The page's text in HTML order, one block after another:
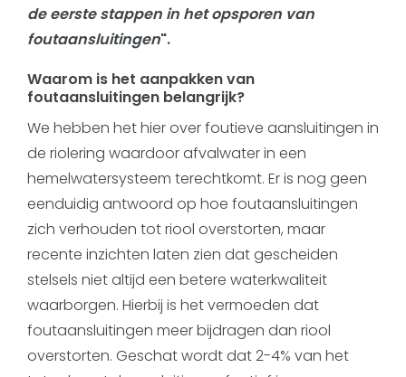
de eerste stappen in het opsporen van
foutaansluitingen".
Waarom is het aanpakken van
foutaansluitingen belangrijk?
We hebben het hier over foutieve aansluitingen in
de riolering waardoor afvalwater in een
hemelwatersysteem terechtkomt. Er is nog geen
eenduidig antwoord op hoe foutaansluitingen
zich verhouden tot riool overstorten, maar
recente inzichten laten zien dat gescheiden
stelsels niet altijd een betere waterkwaliteit
waarborgen. Hierbij is het vermoeden dat
foutaansluitingen meer bijdragen dan riool
overstorten. Geschat wordt dat 2-4% van het